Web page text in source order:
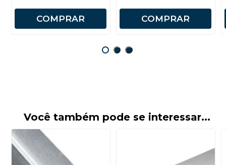
COMPRAR COMPRAR
Você também pode se interessar...